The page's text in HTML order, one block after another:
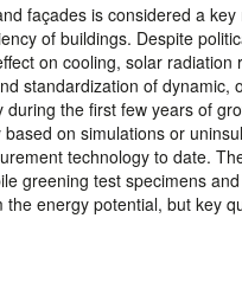
façades is considered a
of buildings. Despite
on cooling, solar
standardization of
the first few years of
on simulations or
technology to date.
greening test specimens
energy potential, but key